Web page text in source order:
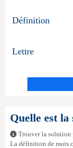
Définition
Lettre
Quelle est
Trouver la solution
La définition de mots